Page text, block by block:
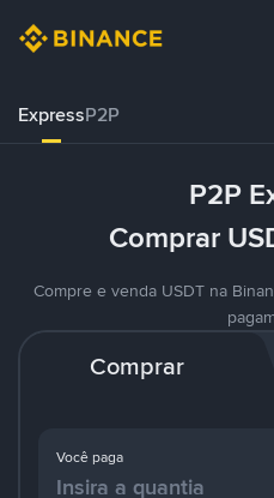
ExpressP2P
P2P
Comprar
Compre e venda USDT na
Comprar
Você paga